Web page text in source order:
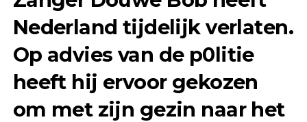
Nederland tijdelijk verlaten.
Op advies van de p0litie
heeft hij ervoor gekozen
om met zijn gezin naar het